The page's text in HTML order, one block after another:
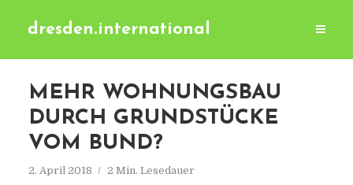
dresden.international
MEHR WOHNUNGSBAU
DURCH GRUNDSTÜCKE
VOM BUND?
2. April 2018 2 Min. Lesedauer